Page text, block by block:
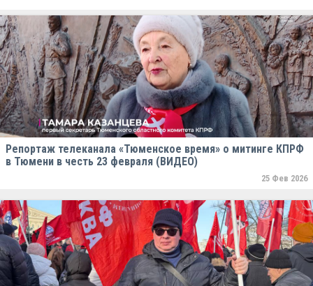
Репортаж телеканала «Тюменское время» о митинге КПРФ
в Тюмени в честь 23 февраля (ВИДЕО)
25 Фев 2026